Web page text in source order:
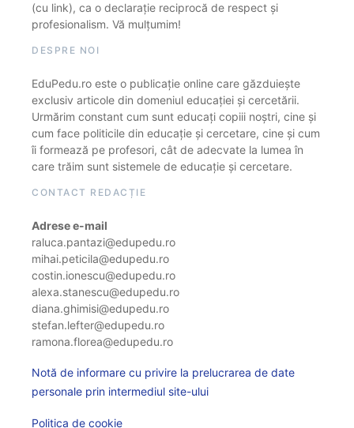
(cu link), ca o declarație reciprocă de respect și
profesionalism. Vă mulțumim!
DESPRE NOI
EduPedu.ro este o publicație online care găzduiește
exclusiv articole din domeniul educației și cercetării.
Urmărim constant cum sunt educați copiii noștri, cine și
cum face politicile din educație și cercetare, cine și cum
îi formează pe profesori, cât de adecvate la lumea în
care trăim sunt sistemele de educație și cercetare.
CONTACT REDACȚIE
Adrese e-mail
raluca.pantazi@edupedu.ro
mihai.peticila@edupedu.ro
costin.ionescu@edupedu.ro
alexa.stanescu@edupedu.ro
diana.ghimisi@edupedu.ro
stefan.lefter@edupedu.ro
ramona.florea@edupedu.ro
Notă de informare cu privire la prelucrarea de date
personale prin intermediul site-ului
Politica de cookie